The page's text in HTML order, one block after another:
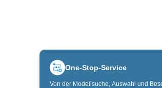
One-Stop-Service
Von der Modellsuche, Auswahl und